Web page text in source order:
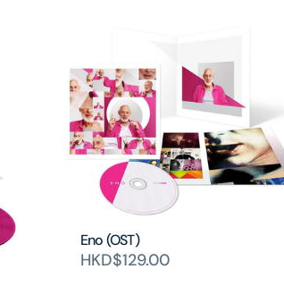
Eno (OST)
HKD$129.00